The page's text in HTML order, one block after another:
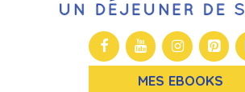
MES EBOOKS